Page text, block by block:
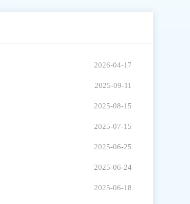
2026-04-17
2025-09-11
2025-08-15
2025-07-15
2025-06-25
2025-06-24
2025-06-18